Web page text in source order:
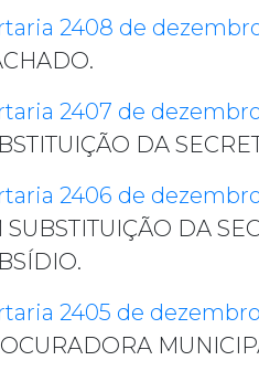
2408 de
2407 de
DA
2406 de
SUBSTITUIÇÃO DA
2405 de